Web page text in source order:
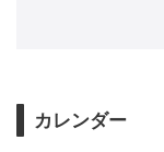
カレンダー